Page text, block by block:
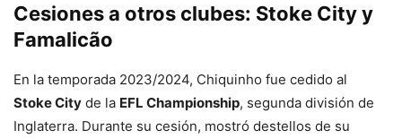
Cesiones a otros clubes: Stoke City y
Famalicão
En la temporada 2023/2024, Chiquinho fue cedido al
Stoke City de la EFL Championship, segunda división de
Inglaterra. Durante su cesión, mostró destellos de su